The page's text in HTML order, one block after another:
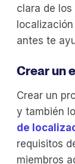
clara de
antes te
Crear un
Crear un
y también
de
requisitos
miembros